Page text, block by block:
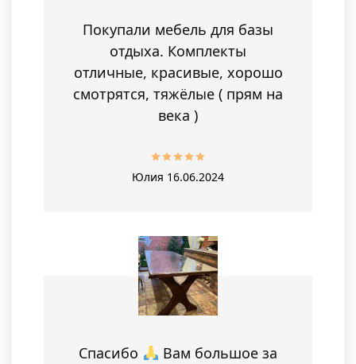
Покупали мебель для базы
отдыха. Комплекты
отличные, красивые, хорошо
смотрятся, тяжёлые ( прям на
века )
Юлия 16.06.2024
Спасибо
Вам большое за